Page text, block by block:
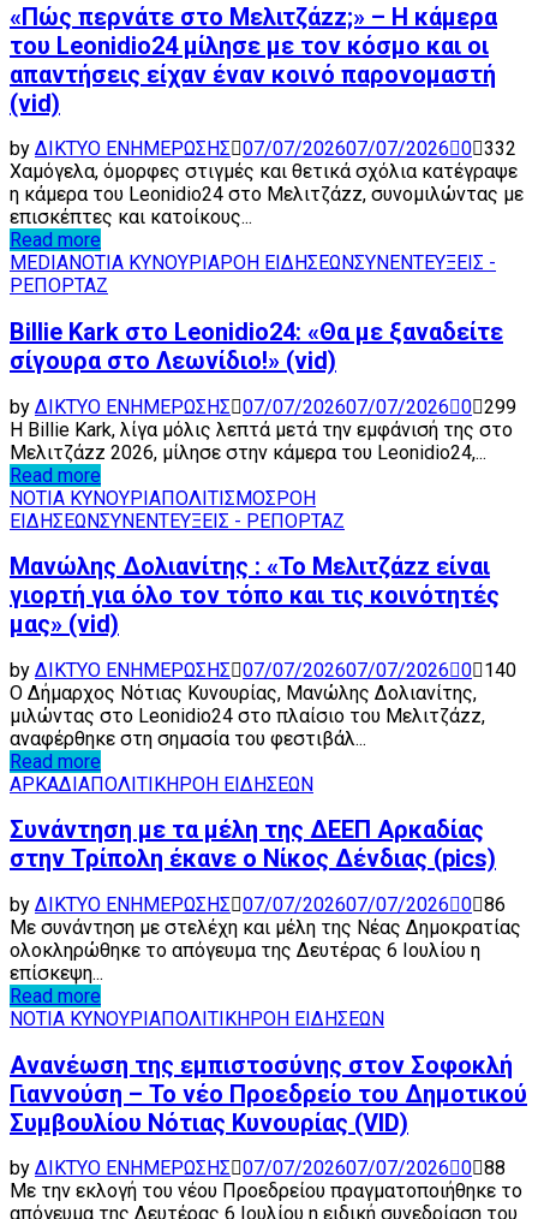
«Πώς περνάτε στο Μελιτζάzz;» – Η κάμερα
του Leonidio24 μίλησε με τον κόσμο και οι
απαντήσεις είχαν έναν κοινό παρονομαστή
(vid)
by ΔΙΚΤΥΟ ΕΝΗΜΕΡΩΣΗΣ 07/07/202607/07/2026 0 332
Χαμόγελα, όμορφες στιγμές και θετικά σχόλια κατέγραψε
η κάμερα του Leonidio24 στο Μελιτζάzz, συνομιλώντας με
επισκέπτες και κατοίκους...
Read more
MEDIAΝΟΤΙΑ ΚΥΝΟΥΡΙΑΡΟΗ ΕΙΔΗΣΕΩΝΣΥΝΕΝΤΕΥΞΕΙΣ -
ΡΕΠΟΡΤΑΖ
Billie Kark στο Leonidio24: «Θα με ξαναδείτε
σίγουρα στο Λεωνίδιο!» (vid)
by ΔΙΚΤΥΟ ΕΝΗΜΕΡΩΣΗΣ 07/07/202607/07/2026 0 299
Η Billie Kark, λίγα μόλις λεπτά μετά την εμφάνισή της στο
Μελιτζάzz 2026, μίλησε στην κάμερα του Leonidio24,...
Read more
ΝΟΤΙΑ ΚΥΝΟΥΡΙΑΠΟΛΙΤΙΣΜΟΣΡΟΗ
ΕΙΔΗΣΕΩΝΣΥΝΕΝΤΕΥΞΕΙΣ - ΡΕΠΟΡΤΑΖ
Μανώλης Δολιανίτης : «Το Μελιτζάzz είναι
γιορτή για όλο τον τόπο και τις κοινότητές
μας» (vid)
by ΔΙΚΤΥΟ ΕΝΗΜΕΡΩΣΗΣ 07/07/202607/07/2026 0 140
Ο Δήμαρχος Νότιας Κυνουρίας, Μανώλης Δολιανίτης,
μιλώντας στο Leonidio24 στο πλαίσιο του Μελιτζάzz,
αναφέρθηκε στη σημασία του φεστιβάλ...
Read more
ΑΡΚΑΔΙΑΠΟΛΙΤΙΚΗΡΟΗ ΕΙΔΗΣΕΩΝ
Συνάντηση με τα μέλη της ΔΕΕΠ Αρκαδίας
στην Τρίπολη έκανε ο Νίκος Δένδιας (pics)
by ΔΙΚΤΥΟ ΕΝΗΜΕΡΩΣΗΣ 07/07/202607/07/2026 0 86
Με συνάντηση με στελέχη και μέλη της Νέας Δημοκρατίας
ολοκληρώθηκε το απόγευμα της Δευτέρας 6 Ιουλίου η
επίσκεψη...
Read more
ΝΟΤΙΑ ΚΥΝΟΥΡΙΑΠΟΛΙΤΙΚΗΡΟΗ ΕΙΔΗΣΕΩΝ
Ανανέωση της εμπιστοσύνης στον Σοφοκλή
Γιαννούση – Το νέο Προεδρείο του Δημοτικού
Συμβουλίου Νότιας Κυνουρίας (VID)
by ΔΙΚΤΥΟ ΕΝΗΜΕΡΩΣΗΣ 07/07/202607/07/2026 0 88
Με την εκλογή του νέου Προεδρείου πραγματοποιήθηκε το
απόγευμα της Δευτέρας 6 Ιουλίου η ειδική συνεδρίαση του